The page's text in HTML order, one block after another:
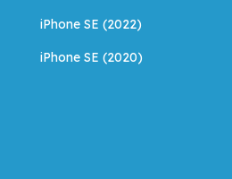
iPhone SE (2022)
iPhone SE (2020)